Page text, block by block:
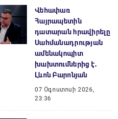
Վեհափառ
Հայրապետին
դատարան հրավիրելը
Սահմանադրության
ամենակոպիտ
խախտումներից է․
Լևոն Բարոնյան
07 Օգոստոսի 2026,
23:36